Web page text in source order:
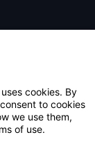
cookies. By
to cookies
we use them,
of use.